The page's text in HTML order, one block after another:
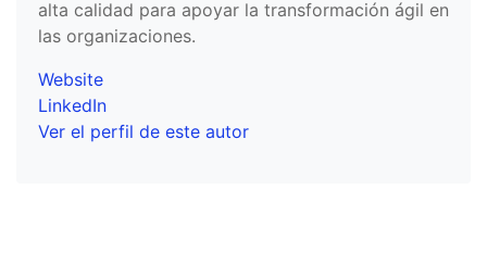
alta calidad para apoyar la transformación ágil en
las organizaciones.
Website
LinkedIn
Ver el perfil de este autor